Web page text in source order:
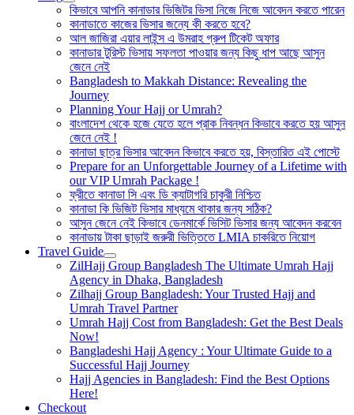
কিভাবে আপনি কানাডার ভিজিটর ভিসা নিজে নিজে আবেদন করতে পারেন
কানাডাতে কাজের ভিসার জন্যে কী করতে হবে?
আল জাজিরা এয়ার লাইন্স এ উমরাহ গ্রুপ টিকেট অফার
কানাডার টুরিস্ট ভিসায় সফলতা পাওয়ার জন্য কিছু ধাপ আছে আসুন
জেনে নেই
Bangladesh to Makkah Distance: Revealing the
Journey
Planning Your Hajj or Umrah?
বাংলাদেশ থেকে হজে যেতে হলে প্রাক নিবন্ধন কিভাবে করতে হয় আসুন
জেনে নেই !
কানাডা ছাত্র ভিসার আবেদন কিভাবে করতে হয়, বিস্তারিত এই পোস্টে
Prepare for an Unforgettable Journey of a Lifetime with
our VIP Umrah Package !
ফ্রীতে কানাডা সি এবং ডি ক্যাটাগরি চাকুরী নিশ্চিত
কানাডা কি ভিজিট ভিসার মাধ্যমে থাকার জন্য সঠিক?
আসুন জেনে নেই কিভাবে ডেনমার্কে ভিসিট ভিসার জন্য আবেদন করবেন
কানাডায় টাকা ছাড়াই জরুরী ভিত্তিতে LMIA চাকরিতে নিয়োগ
Travel Guide
ZilHajj Group Bangladesh The Ultimate Umrah Hajj
Agency in Dhaka, Bangladesh
Zilhajj Group Bangladesh: Your Trusted Hajj and
Umrah Travel Partner
Umrah Hajj Cost from Bangladesh: Get the Best Deals
Now!
Bangladeshi Hajj Agency : Your Ultimate Guide to a
Successful Hajj Journey
Hajj Agencies in Bangladesh: Find the Best Options
Here!
Checkout